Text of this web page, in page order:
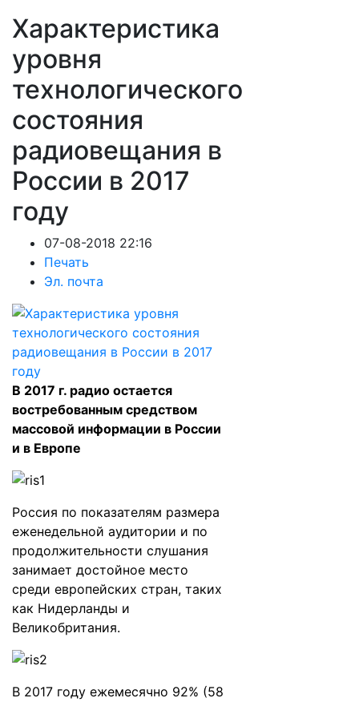
Характеристика
уровня
технологического
состояния
радиовещания в
России в 2017
году
07-08-2018 22:16
Печать
Эл. почта
В 2017 г. радио остается
востребованным средством
массовой информации в России
и в Европе
Россия по показателям размера
еженедельной аудитории и по
продолжительности слушания
занимает достойное место
среди европейских стран, таких
как Нидерланды и
Великобритания.
В 2017 году ежемесячно 92% (58